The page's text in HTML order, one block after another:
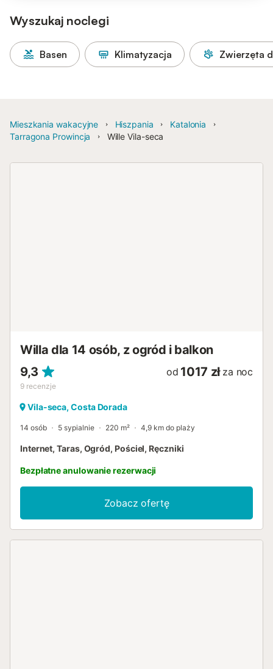
Wyszukaj noclegi
Basen Klimatyzacja Zwierzęta
Mieszkania wakacyjne Hiszpania
Katalonia
Tarragona Prowincja
Wille Vila-seca
Willa dla 14 osób, z ogród i balkon
9,3
9 recenzje
od 1017 zł za noc
Vila-seca, Costa Dorada
14 osób 5 sypialnie 220 m² 4,9 km do plaży
Internet, Taras, Ogród, Pościel, Ręczniki
Bezpłatne anulowanie rezerwacji
Zobacz ofertę